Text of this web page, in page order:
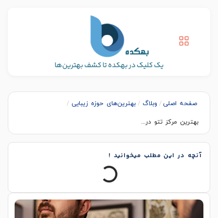
صفحه اصلی/ وبلاگ / بهترین‌های حوزه زیبایی /
بهترین مرکز تتو در...
آنچه در این مطلب میخوانید !